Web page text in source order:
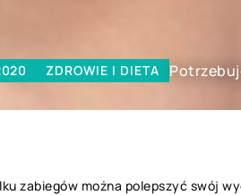
ZDROWIE I DIETA
zabiegów można polepszyć swój